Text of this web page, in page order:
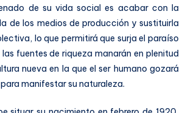
de su vida social es acabar con la
de los medios de producción y sustituirla
lo que permitirá que surja el paraíso
fuentes de riqueza manarán en plenitud
nueva en la que el ser humano gozará
manifestar su naturaleza.